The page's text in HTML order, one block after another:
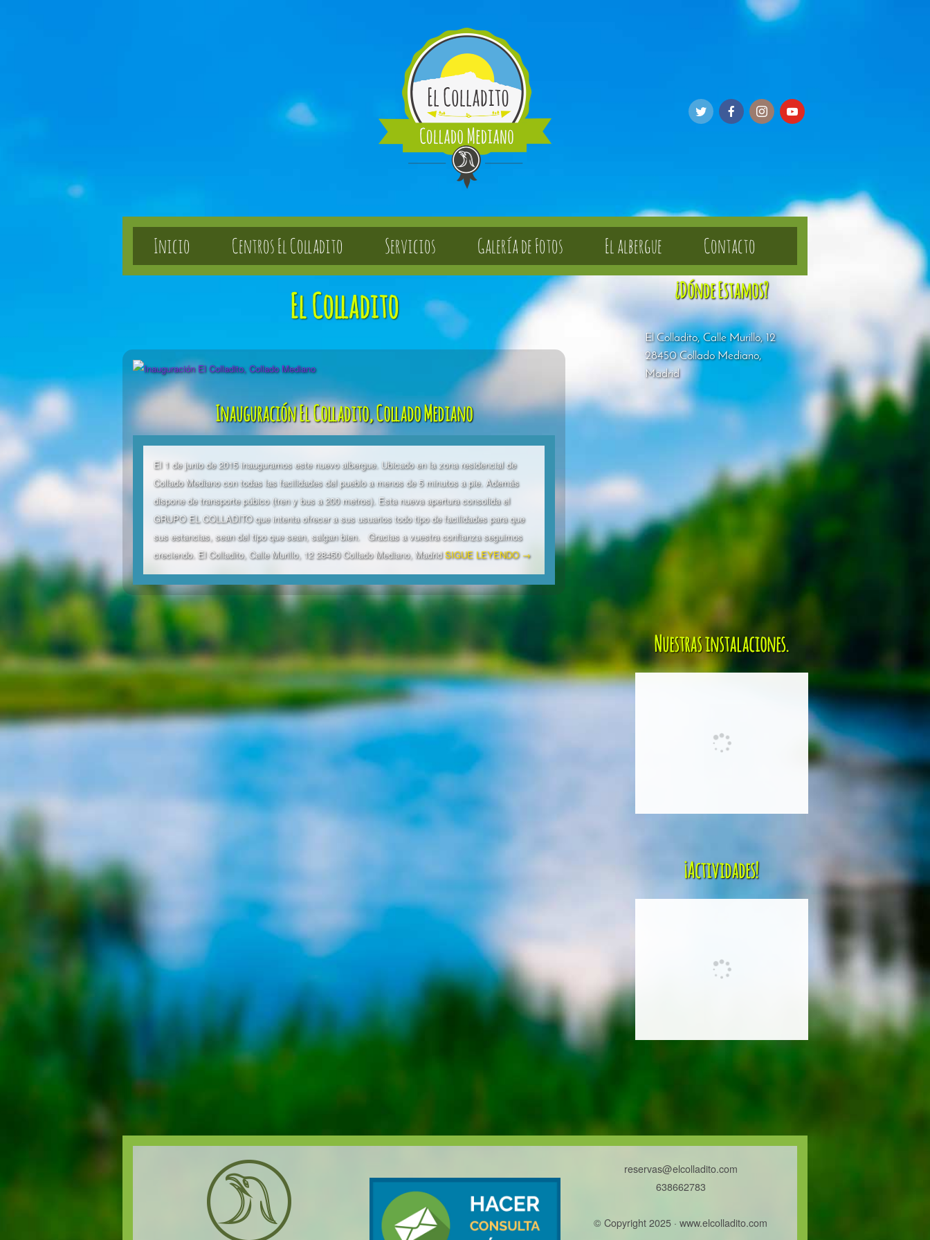
Inicio Centros El Colladito Servicios Galería de Fotos El albergue Contacto
El Colladito
Inauguración El Colladito, Collado Mediano
El 1 de junio de 2015 inauguramos este nuevo albergue. Ubicado en la zona residencial de
Collado Mediano con todas las facilidades del pueblo a menos de 5 minutos a pie. Además
dispone de transporte púbico (tren y bus a 200 metros). Esta nueva apertura consolida el
GRUPO EL COLLADITO que intenta ofrecer a sus usuarios todo tipo de facilidades para que
sus estancias, sean del tipo que sean, salgan bien. Gracias a vuestra confianza seguimos
creciendo. El Colladito, Calle Murillo, 12 28450 Collado Mediano, MadridSIGUE LEYENDO →
¿Dónde Estamos?
El Colladito, Calle Murillo, 12
28450 Collado Mediano,
Madrid
Nuestras instalaciones.
¡Actividades!
reservas@elcolladito.com
638662783
© Copyright 2025 · www.elcolladito.com